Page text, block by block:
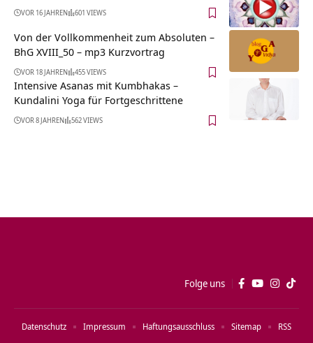
VOR 16 JAHREN 601 VIEWS
Von der Vollkommenheit zum Absoluten –
BhG XVIII_50 – mp3 Kurzvortrag
VOR 18 JAHREN 455 VIEWS
Intensive Asanas mit Kumbhakas –
Kundalini Yoga für Fortgeschrittene
VOR 8 JAHREN 562 VIEWS
Folge uns
Datenschutz Impressum Haftungsausschluss Sitemap RSS